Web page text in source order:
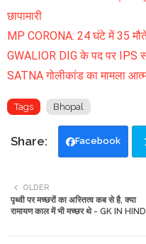
छापामारी
MP CORONA: 24 घंटे में 35
GWALIOR DIG के पद पर IPS
SATNA गोलीकांड का मामला
Tags Bhopal
Facebook
OLDER
पृथ्वी पर मच्छरों का अस्तित्व कब से है, क्या
रामायण काल में भी मच्छर थे - GK IN